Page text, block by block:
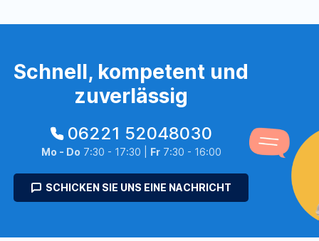
Schnell, kompetent und
zuverlässig
06221 52048030
Mo - Do 7:30 - 17:30 | Fr7:30 - 16:00
SCHICKEN SIE UNS EINE NACHRICHT